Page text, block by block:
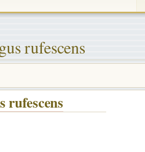
rufescens
rufescens